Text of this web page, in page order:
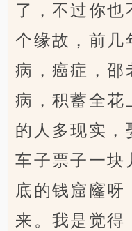
了，不过你也
个缘故，前几
病，癌症，邵
病，积蓄全花
的人多现实，
车子票子一块
底的钱窟窿呀
来。我是觉得